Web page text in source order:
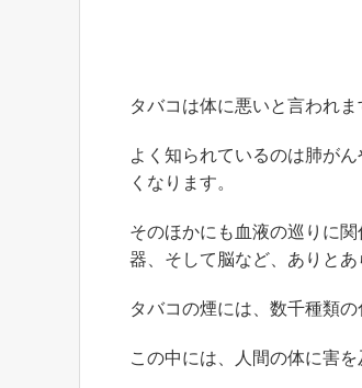
タバコは体に悪いと言われ
よく知られているのは肺が
くなります。
そのほかにも血液の巡りに
器、そして脳など、ありと
タバコの煙には、数千種類の
この中には、人間の体に害